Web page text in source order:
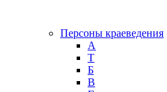
Персоны краеведения
А
T
Б
В